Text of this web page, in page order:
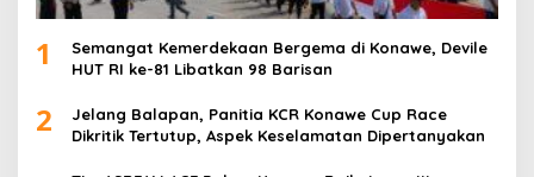
1
Semangat Kemerdekaan Bergema di Konawe, Devile
HUT RI ke-81 Libatkan 98 Barisan
2
Jelang Balapan, Panitia KCR Konawe Cup Race
Dikritik Tertutup, Aspek Keselamatan Dipertanyakan